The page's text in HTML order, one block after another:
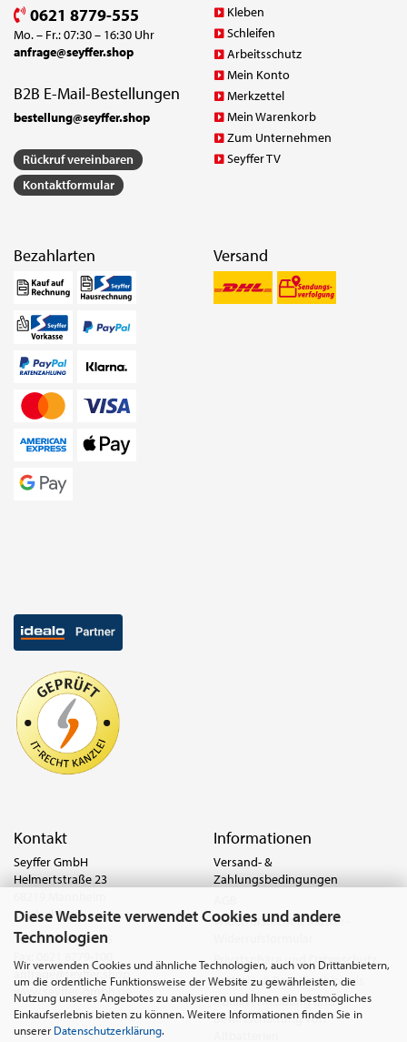
Diese Webseite verwendet Cookies und andere
Technologien
Wir verwenden Cookies und ähnliche Technologien, auch von Drittanbietern,
um die ordentliche Funktionsweise der Website zu gewährleisten, die
Nutzung unseres Angebotes zu analysieren und Ihnen ein bestmögliches
Einkaufserlebnis bieten zu können. Weitere Informationen finden Sie in
unserer Datenschutzerklärung.
0621 8779-555
Mo. – Fr.: 07:30 – 16:30 Uhr
anfrage@seyffer.shop
B2B E-Mail-Bestellungen
bestellung@seyffer.shop
Rückruf vereinbaren
Kontaktformular
Kleben
Schleifen
Arbeitsschutz
Mein Konto
Merkzettel
Mein Warenkorb
Zum Unternehmen
Seyffer TV
Bezahlarten Versand
Kontakt
Seyffer GmbH
Helmertstraße 23
Deutschland
Tel.:0621 8779-555
anfrage@seyffer.shop
www.seyffer-gmbh.de
Informationen
Versand- &
Zahlungsbedingungen
Widerrufsrecht & Muster-
Privatsphäre und Datenschutz
Batterie- & Recyclinghinweis
Abfallvermeidung und
Bewirtschaftung von